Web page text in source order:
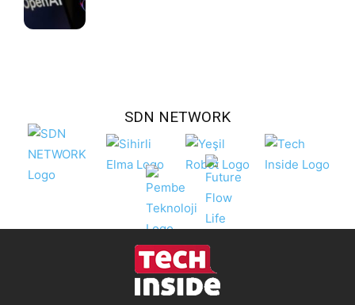
SDN NETWORK